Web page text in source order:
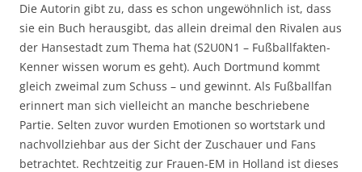
Die Autorin gibt zu, dass es schon ungewöhnlich ist, dass
sie ein Buch herausgibt, das allein dreimal den Rivalen aus
der Hansestadt zum Thema hat (S2U0N1 – Fußballfakten-
Kenner wissen worum es geht). Auch Dortmund kommt
gleich zweimal zum Schuss – und gewinnt. Als Fußballfan
erinnert man sich vielleicht an manche beschriebene
Partie. Selten zuvor wurden Emotionen so wortstark und
nachvollziehbar aus der Sicht der Zuschauer und Fans
betrachtet. Rechtzeitig zur Frauen-EM in Holland ist dieses